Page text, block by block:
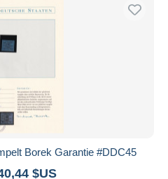
Borek Garantie #DDC45
$US